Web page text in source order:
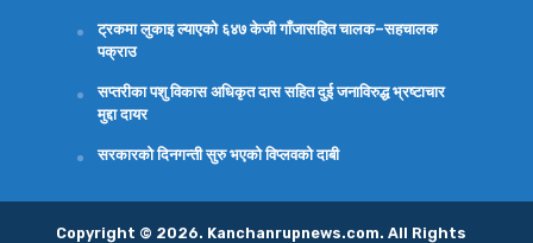
ट्रकमा लुकाइ ल्याएको ६४७ केजी गाँजासहित चालक–सहचालक
पक्राउ
सप्तरीका पशु विकास अधिकृत दास सहित दुई जनाविरुद्ध भ्रष्टाचार
मुद्दा दायर
सरकारको दिनगन्ती सुरु भएको विप्लवको दाबी
Copyright © 2026. Kanchanrupnews.com. All Rights